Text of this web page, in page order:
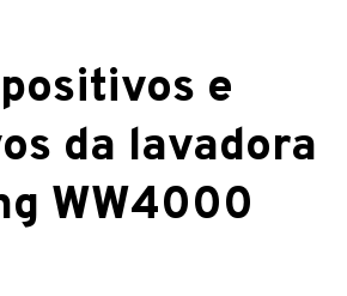
e
da lavadora
WW4000